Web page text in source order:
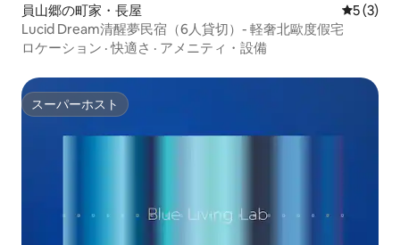
員山郷の町家・長屋 レビュー
5 (3)
Lucid Dream清醒夢民宿（6人貸切）- 軽奢北歐度假宅
ロケーション ·快適さ · アメニティ・設備
スーパーホスト
スーパーホスト